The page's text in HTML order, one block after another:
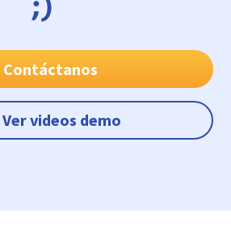
Contáctanos
Ver videos demo